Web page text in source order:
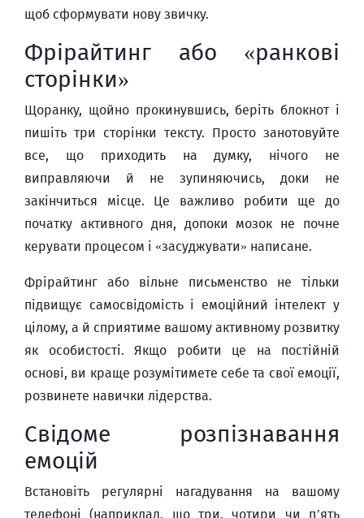
щоб сформувати нову звичку.
Фрірайтинг або «ранкові
сторінки»
Щоранку, щойно прокинувшись, беріть блокнот і
пишіть три сторінки тексту. Просто занотовуйте
все, що приходить на думку, нічого не
виправляючи й не зупиняючись, доки не
закінчиться місце. Це важливо робити ще до
початку активного дня, допоки мозок не почне
керувати процесом і «засуджувати» написане.
Фрірайтинг або вільне письменство не тільки
підвищує самосвідомість і емоційний інтелект у
цілому, а й сприятиме вашому активному розвитку
як особистості. Якщо робити це на постійній
основі, ви краще розумітимете себе та свої емоції,
розвинете навички лідерства.
Свідоме розпізнавання
емоцій
Встановіть регулярні нагадування на вашому
телефоні (наприклад, що три, чотири чи п’ять